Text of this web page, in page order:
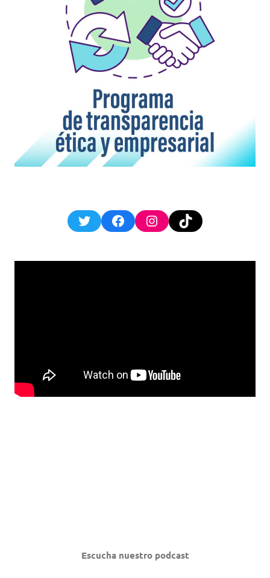
TwitterFacebookInstagram
TikTok
Escucha nuestro podcast